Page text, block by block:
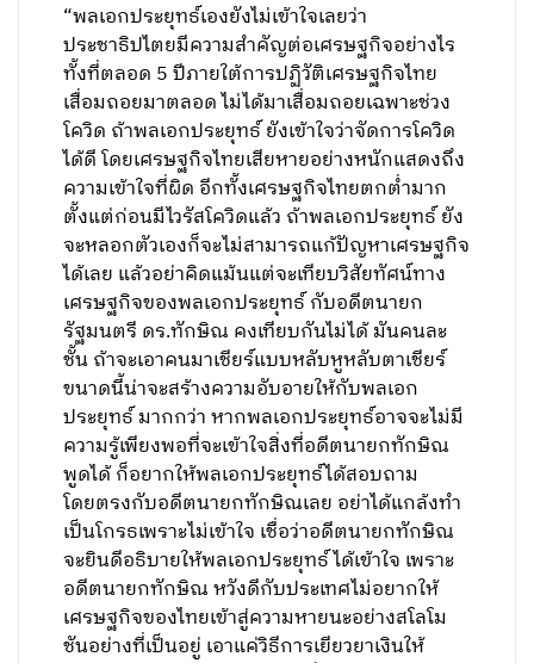
“พลเอกประยุทธ์เองยังไม่เข้าใจเลยว่า
ประชาธิปไตยมีความสำคัญต่อเศรษฐกิจอย่างไร
ทั้งที่ตลอด 5 ปีภายใต้การปฏิวัติเศรษฐกิจไทย
เสื่อมถอยมาตลอด ไม่ได้มาเสื่อมถอยเฉพาะช่วง
โควิด ถ้าพลเอกประยุทธ์ ยังเข้าใจว่าจัดการโควิด
ได้ดี โดยเศรษฐกิจไทยเสียหายอย่างหนักแสดงถึง
ความเข้าใจที่ผิด อีกทั้งเศรษฐกิจไทยตกต่ำมาก
ตั้งแต่ก่อนมีไวรัสโควิดแล้ว ถ้าพลเอกประยุทธ์ ยัง
จะหลอกตัวเองก็จะไม่สามารถแก้ปัญหาเศรษฐกิจ
ได้เลย แล้วอย่าคิดแม้นแต่จะเทียบวิสัยทัศน์ทาง
เศรษฐกิจของพลเอกประยุทธ์ กับอดีตนายก
รัฐมนตรี ดร.ทักษิณ คงเทียบกันไม่ได้ มันคนละ
ชั้น ถ้าจะเอาคนมาเชียร์แบบหลับหูหลับตาเชียร์
ขนาดนี้น่าจะสร้างความอับอายให้กับพลเอก
ประยุทธ์ มากกว่า หากพลเอกประยุทธ์อาจจะไม่มี
ความรู้เพียงพอที่จะเข้าใจสิ่งที่อดีตนายกทักษิณ
พูดได้ ก็อยากให้พลเอกประยุทธ์ได้สอบถาม
โดยตรงกับอดีตนายกทักษิณเลย อย่าได้แกล้งทำ
เป็นโกรธเพราะไม่เข้าใจ เชื่อว่าอดีตนายกทักษิณ
จะยินดีอธิบายให้พลเอกประยุทธ์ ได้เข้าใจ เพราะ
อดีตนายกทักษิณ หวังดีกับประเทศไม่อยากให้
เศรษฐกิจของไทยเข้าสู่ความหายนะอย่างสโลโม
ชันอย่างที่เป็นอยู่ เอาแค่วิธีการเยียวยาเงินให้